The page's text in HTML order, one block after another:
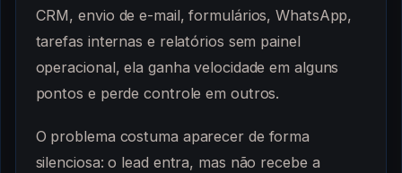
CRM, envio de e-mail, formulários, WhatsApp,
tarefas internas e relatórios sem painel
operacional, ela ganha velocidade em alguns
pontos e perde controle em outros.
O problema costuma aparecer de forma
silenciosa: o lead entra, mas não recebe a